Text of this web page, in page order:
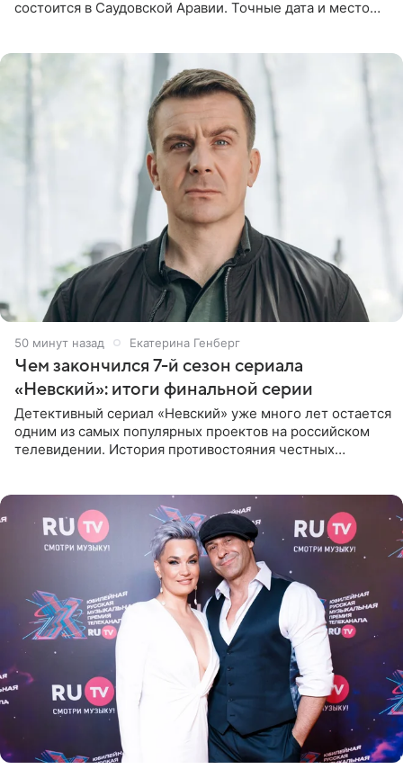
состоится в Саудовской Аравии. Точные дата и место
50 минут назад Екатерина Генберг
Чем закончился 7-й сезон сериала
«Невский»: итоги финальной серии
Детективный сериал «Невский» уже много лет остается
одним из самых популярных проектов на российском
телевидении. История противостояния честных